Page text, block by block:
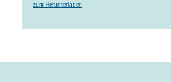
zum Herunterladen